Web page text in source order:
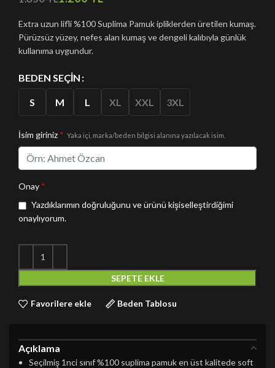
Extra uzun lifli %100 Suplima Pamuk ipliklerden üretilen kumaş.
Pürüzsüz yüzey, nefes alan kumaş ve dengeli kalıbıyla günlük
kullanıma uygundur.
BEDEN SEÇIN
S M L XL XXL 3XL
İsim giriniz * Yaka içi, marka/beden bilgisi alanına yazılacak isim.
Onay *
Yazdıklarımın doğruluğunu ve ürünü kişiselleştirdiğimi
onaylıyorum.
SEPETE EKLE
Favorilere ekle Beden Tablosu
Açıklama
Seçilmiş 1nci sınıf %100 suplima pamuk en üst kalitede soft